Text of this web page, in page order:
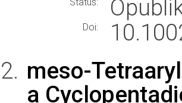
Doi:
meso-
a